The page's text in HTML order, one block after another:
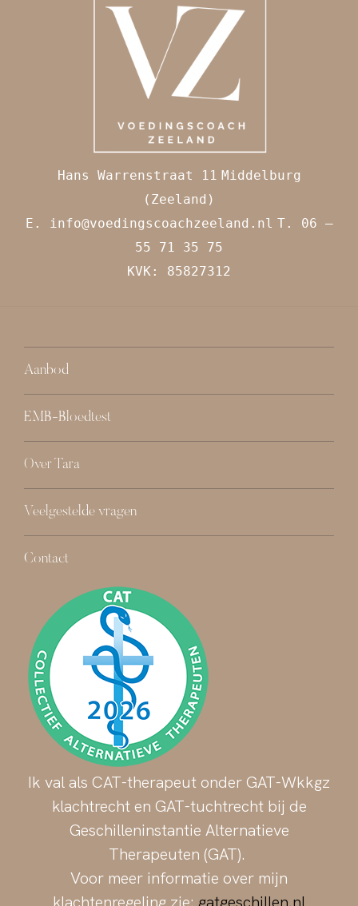
Hans Warrenstraat 11 Middelburg
(Zeeland)
E.
info@voedingscoachzeeland.nl T. 06 –
55 71 35 75
KVK: 85827312
Aanbod
EMB-Bloedtest
Over Tara
Veelgestelde vragen
Contact
Ik val als CAT-therapeut onder GAT-Wkkgz
klachtrecht en GAT-tuchtrecht bij de
Geschilleninstantie Alternatieve
Therapeuten (GAT).
Voor meer informatie over mijn
klachtenregeling zie: gatgeschillen.nl